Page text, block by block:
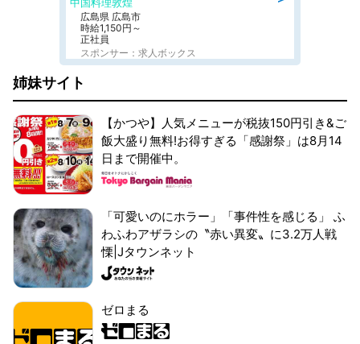
中国料理敦煌
広島県 広島市
時給1,150円～
正社員
スポンサー：求人ボックス
姉妹サイト
【かつや】人気メニューが税抜150円引き&ご
飯大盛り無料!お得すぎる「感謝祭」は8月14
日まで開催中。
「可愛いのにホラー」「事件性を感じる」 ふ
わふわアザラシの〝赤い異変〟に3.2万人戦
慄|Jタウンネット
ゼロまる